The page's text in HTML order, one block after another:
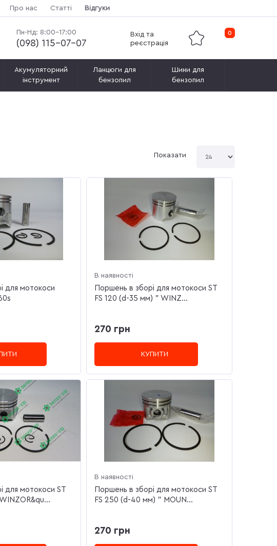
Про нас Статті Відгуки
0
Вхід та
реєстрація
Пн-Нд: 8:00-17:00
(‎098) 115-07-07
Акумуляторний
інструмент
Ланцюги для
бензопил
Шини для
бензопил
Показати
для мотокоси
В наявності
Поршень в зборі для мотокоси ST
FS 120 (d-35 мм) " WINZ...
270 грн
КУПИТИ
для мотокоси ST
В наявності
Поршень в зборі для мотокоси ST
FS 250 (d-40 мм) " MOUN...
270 грн